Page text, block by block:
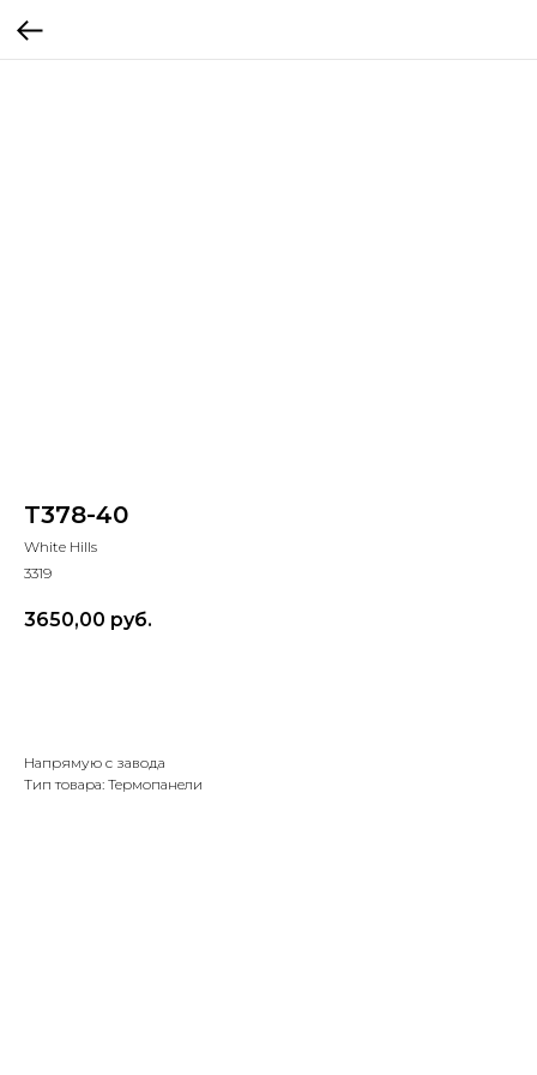
T378-40
White Hills
3319
3650,00 руб.
Напрямую с завода
Тип товара: Термопанели